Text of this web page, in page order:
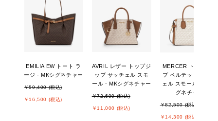
EMILIA EW トート ラ
ージ - MKシグネチャー
￥59,400 (税込)
￥16,500 (税込)
AVRIL レザー トップジ
ップ サッチェル スモ
ール - MKシグネチャー
￥72,600 (税込)
￥11,000 (税込)
MERCER トップジッ
プ ベルテッド サッチ
ェル スモール - MKシ
グネチャー
￥82,500 (税込)
￥14,300 (税込)